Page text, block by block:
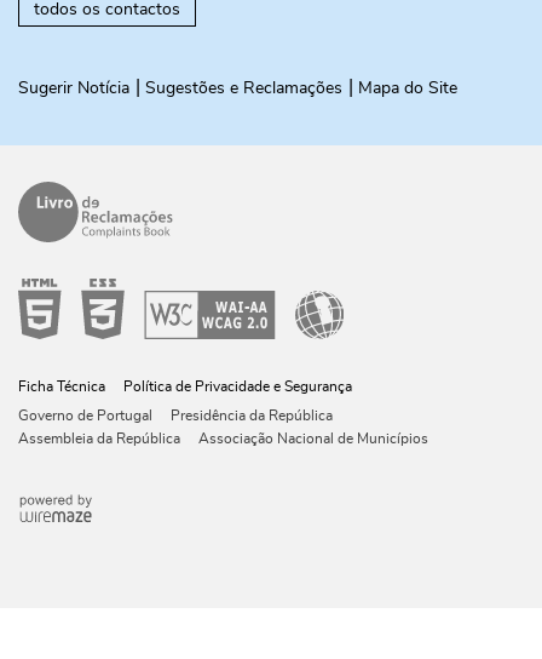
todos os contactos
Sugerir Notícia Sugestões e Reclamações Mapa do Site
Ficha Técnica
Política de Privacidade e Segurança
Governo de Portugal
Presidência da República
Assembleia da República
Associação Nacional de Municípios